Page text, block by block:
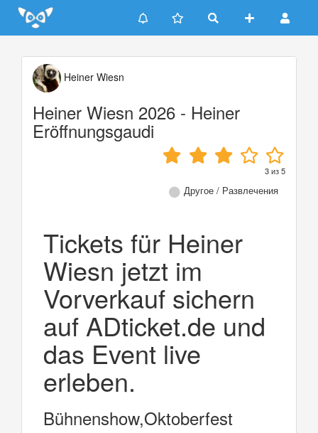
Update cookies preferences
Heiner Wiesn
Heiner Wiesn 2026 - Heiner
Eröffnungsgaudi
3из5
Другое / Развлечения
Tickets für Heiner
Wiesn jetzt im
Vorverkauf sichern
auf ADticket.de und
das Event live
erleben.
Bühnenshow,Oktoberfest